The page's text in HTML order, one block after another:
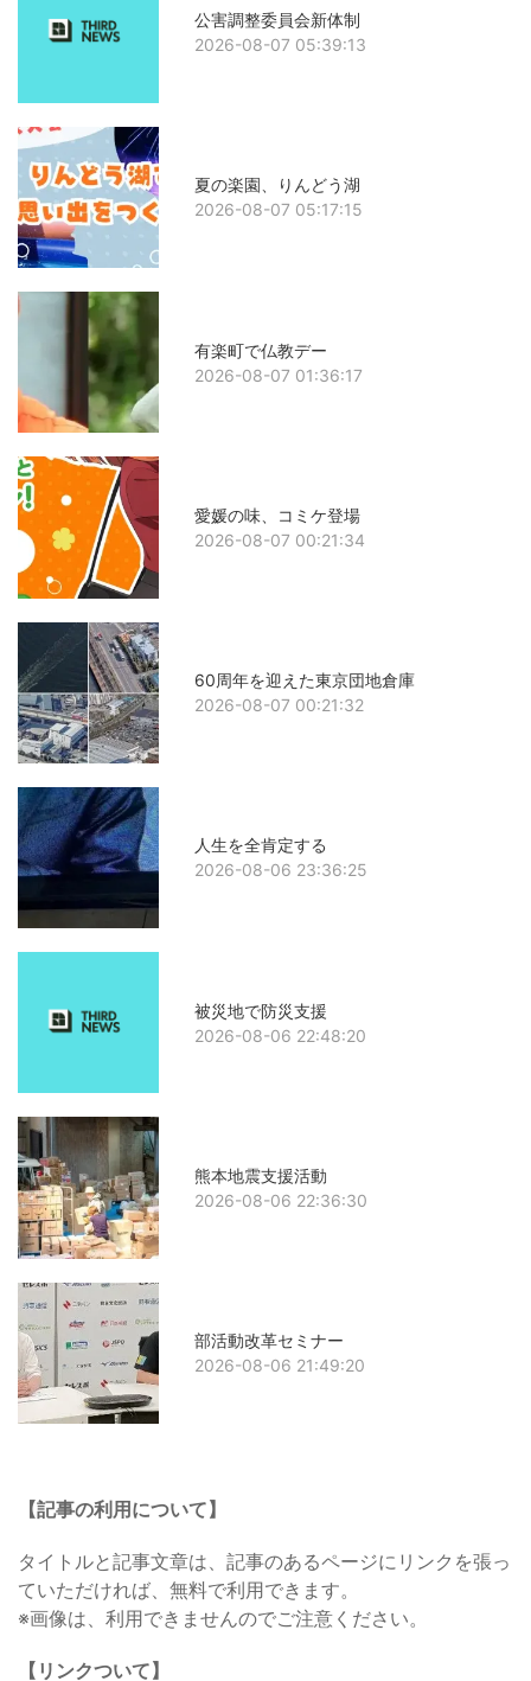
公害調整委員会新体制
2026-08-07 05:39:13
夏の楽園、りんどう湖
2026-08-07 05:17:15
有楽町で仏教デー
2026-08-07 01:36:17
愛媛の味、コミケ登場
2026-08-07 00:21:34
60周年を迎えた東京団地倉庫
2026-08-07 00:21:32
人生を全肯定する
2026-08-06 23:36:25
被災地で防災支援
2026-08-06 22:48:20
熊本地震支援活動
2026-08-06 22:36:30
部活動改革セミナー
2026-08-06 21:49:20
【記事の利用について】
タイトルと記事文章は、記事のあるページにリンクを張っ
ていただければ、無料で利用できます。
※画像は、利用できませんのでご注意ください。
【リンクついて】